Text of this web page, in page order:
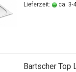
Lieferzeit: ca. 3-
Bartscher Top